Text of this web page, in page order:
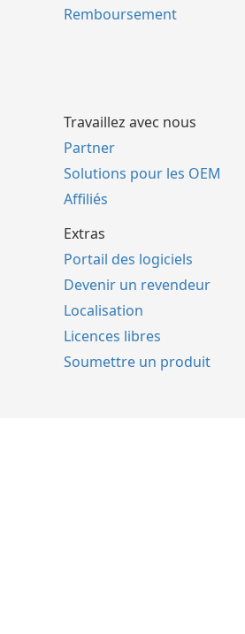
Remboursement
Travaillez avec nous
Partner
Solutions pour les OEM
Affiliés
Extras
Portail des logiciels
Devenir un revendeur
Localisation
Licences libres
Soumettre un produit